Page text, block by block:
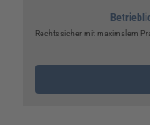
Rechtssicher mit maximalem